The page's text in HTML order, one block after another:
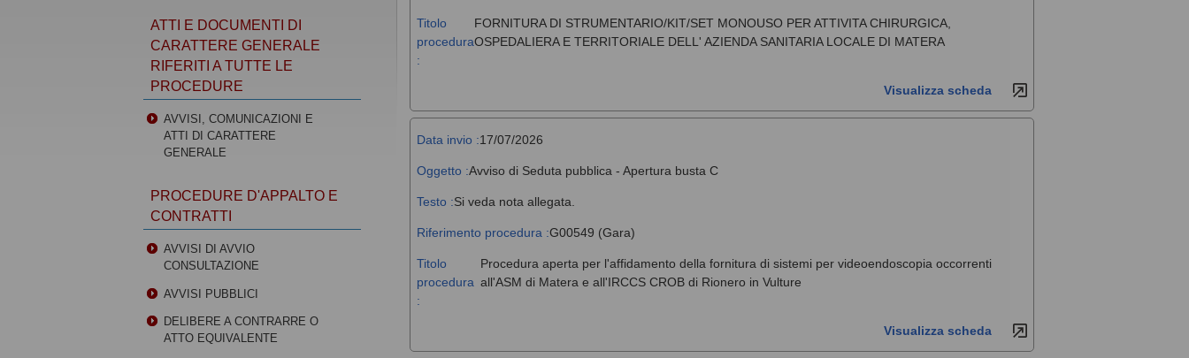
Titolo
procedura
:
FORNITURA DI STRUMENTARIO/KIT/SET MONOUSO PER ATTIVITA CHIRURGICA,
OSPEDALIERA E TERRITORIALE DELL' AZIENDA SANITARIA LOCALE DI MATERA
Visualizza scheda
Data invio :17/07/2026
Oggetto :Avviso di Seduta pubblica - Apertura busta C
Testo :Si veda nota allegata.
Riferimento procedura :G00549 (Gara)
Titolo
procedura
:
Procedura aperta per l'affidamento della fornitura di sistemi per videoendoscopia occorrenti
all'ASM di Matera e all'IRCCS CROB di Rionero in Vulture
Visualizza scheda
ATTI E DOCUMENTI DI
CARATTERE GENERALE
RIFERITI A TUTTE LE
PROCEDURE
AVVISI, COMUNICAZIONI E
ATTI DI CARATTERE
GENERALE
PROCEDURE D'APPALTO E
CONTRATTI
AVVISI DI AVVIO
CONSULTAZIONE
AVVISI PUBBLICI
DELIBERE A CONTRARRE O
ATTO EQUIVALENTE